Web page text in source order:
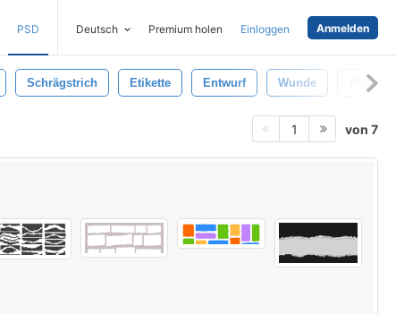
PSD Deutsch Premium holen Einloggen Anmelden
Schrägstrich Etikette Entwurf Wunde Wild
1 von 7